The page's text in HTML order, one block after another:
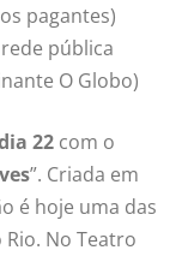
pagantes)
pública
O Globo)
22 com o
”. Criada em
é hoje uma das
No Teatro